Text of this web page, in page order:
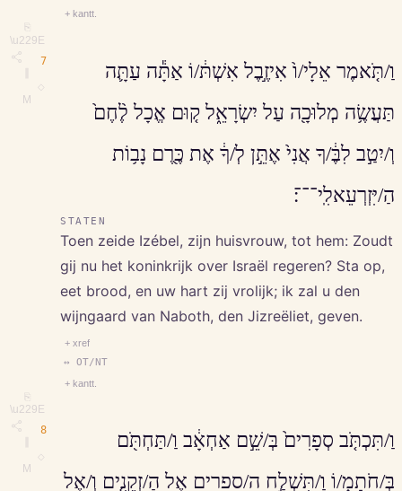
⎘
\u229E
M
+ kantt.
7
⎘
\u229E
M
וַ/תֹּ֤אמֶר אֵלָי/ו֙ אִיזֶ֣בֶל אִשְׁתּ֔/וֹ אַתָּ֕ה עַתָּ֛ה
תַּעֲשֶׂ֥ה מְלוּכָ֖ה עַל יִשְׂרָאֵ֑ל ק֤וּם אֱכָל לֶ֨חֶם֙
וְ/יִטַ֣ב לִבֶּ֔/ךָ אֲנִי֙ אֶתֵּ֣ן לְ/ךָ֔ אֶת כֶּ֖רֶם נָב֥וֹת
הַ/יִּזְרְעֵאלִֽי־־־׃
STATEN
Toen zeide Izébel, zijn huisvrouw, tot hem: Zoudt
gij nu het koninkrijk over Israël regeren? Sta op,
eet brood, en uw hart zij vrolijk; ik zal u den
wijngaard van Naboth, den Jizreëliet, geven.
+ xref
↔ OT/NT
+ kantt.
8
וַ/תִּכְתֹּ֤ב סְפָרִים֙ בְּ/שֵׁ֣ם אַחְאָ֔ב וַ/תַּחְתֹּ֖ם
בְּ/חֹתָמ֑/וֹ וַ/תִּשְׁלַ֣ח ה/ספרים אֶל הַ/זְקֵנִ֤ים וְ/אֶל